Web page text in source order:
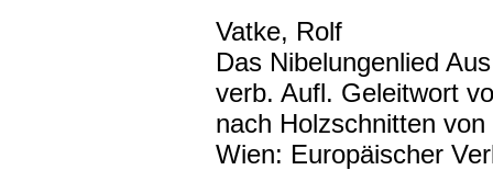
Vatke, Rolf
Das Nibelungenlied
verb. Aufl. Geleitwort
nach Holzschnitten
Wien: Europäischer